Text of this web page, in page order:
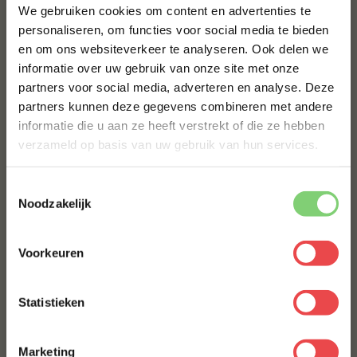
We gebruiken cookies om content en advertenties te
personaliseren, om functies voor social media te bieden
en om ons websiteverkeer te analyseren. Ook delen we
informatie over uw gebruik van onze site met onze
partners voor social media, adverteren en analyse. Deze
partners kunnen deze gegevens combineren met andere
informatie die u aan ze heeft verstrekt of die ze hebben
verzameld op basis van uw gebruik van hun services.
Noodzakelijk
Voorkeuren
Statistieken
Marketing
een scheutje goede olijfolie
Heerlijk als hoofdgerecht met gegrilde groenten
Ook perfect als onderdeel van een luxe BBQ of
proeverij
Lekker bij rijst, Aziatische bijgerechten of als Japanse
streetfood
Perfect bij
Luxe diners en culinaire avonden
Liefhebbers van Wagyu en bijzondere steakcuts
BBQuality
BBQuality staat voor betaalbaar kwaliteitsvlees. Ons
10% korting op je
eerste bestelling*
Schrijf je in voor onze nieuwsbrief en ontvang direct
10% korting op jouw eerste bestelling.
ACHTERNAAM